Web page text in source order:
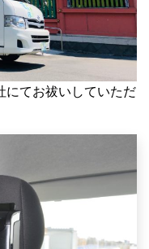
にてお祓いしていただ